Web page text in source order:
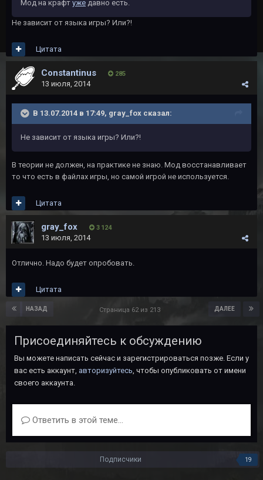
Мод на крафт уже давно есть.
Не зависит от языка игры? Или?!
Цитата
Constantinus 285
13 июля, 2014
В 13.07.2014 в 17:49, gray_fox сказал:
Не зависит от языка игры? Или?!
В теории не должен, на практике не знаю. Мод восстанавливает
то что есть в файлах игры, но самой игрой не используется.
Цитата
gray_fox 3 124
13 июля, 2014
Отлично. Надо будет опробовать.
Цитата
НАЗАД ДАЛЕЕ
Страница 62 из 213
Присоединяйтесь к обсуждению
Вы можете написать сейчас и зарегистрироваться позже. Если у
вас есть аккаунт, авторизуйтесь, чтобы опубликовать от имени
своего аккаунта.
Ответить в этой теме...
Подписчики 19